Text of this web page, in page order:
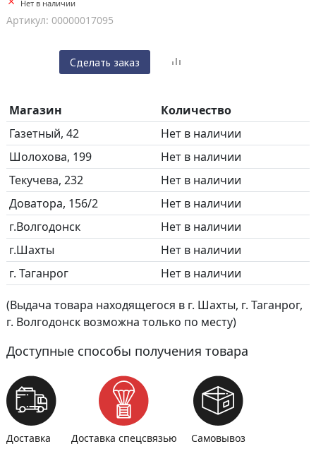
Нет в наличии
Артикул: 00000017095
Сделать заказ
Магазин
Количество
Газетный, 42
Нет в наличии
Шолохова, 199
Нет в наличии
Текучева, 232
Нет в наличии
Доватора, 156/2
Нет в наличии
г.Волгодонск
Нет в наличии
г.Шахты
Нет в наличии
г. Таганрог
Нет в наличии
(Выдача товара находящегося в г. Шахты, г. Таганрог,
г. Волгодонск возможна только по месту)
Доступные способы получения товара
Доставка Доставка спецсвязью Самовывоз